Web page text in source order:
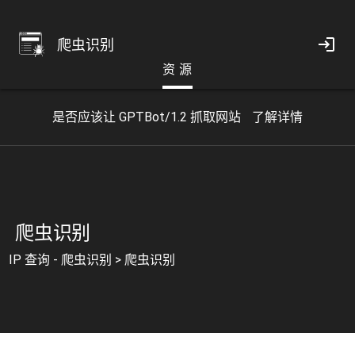
爬虫识别
资 源
是否应该让 GPTBot/1.2 抓取网站 了解详情
爬虫识别
IP 查询 - 爬虫识别 > 爬虫识别